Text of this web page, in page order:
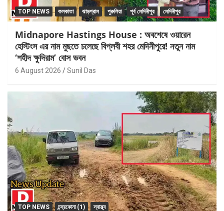
TOP NEWS কলকাতা ঝাড়গ্রাম পুরুলিয়া পূর্ব মেদিনীপুর মেদিনীপুর
Midnapore Hastings House : অবশেষে ওয়ারেন
হেস্টিংস এর নাম মুছতে চলেছে বিপ্লবী শহর মেদিনীপুরে! নতুন নাম
‘শহীদ ক্ষুদিরাম’ বোস ভবন
6 August 2026 Sunil Das
TOP NEWS চন্দ্রকোনা (1) স্বাস্থ্য